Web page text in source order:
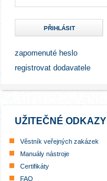
PŘIHLÁSIT
zapomenuté heslo
registrovat dodavatele
UŽITEČNÉ ODKAZY
Věstník veřejných zakázek
Manuály nástroje
Certifikáty
FAQ